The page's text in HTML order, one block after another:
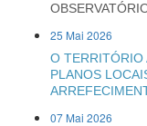
25 Mai 2026
O TERRITÓRIO
PLANOS
07 Mai 2026